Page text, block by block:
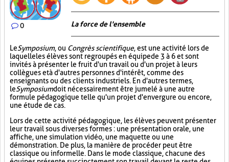
0 La force de l'ensemble
LeSymposium, ou Congrès scientifique, est une activité lors de
laquelle les élèves sont regroupés en équipe de 3 à 6 et sont
invités à présenter le fruit d'un travail ou d'un projet à leurs
collègues et à d'autres personnes d'intérêt, comme des
enseignants ou des clients industriels. En d'autres termes,
leSymposiumdoit nécessairement être jumelé à une autre
formule pédagogique telle qu'un projet d'envergure ou encore,
une étude de cas.
Lors de cette activité pédagogique, les élèves peuvent présenter
leur travail sous diverses formes : une présentation orale, une
affiche, une simulation vidéo, une maquette ou une
démonstration. De plus, la manière de procéder peut être
classique ou informelle. Dans le mode classique, chacune des